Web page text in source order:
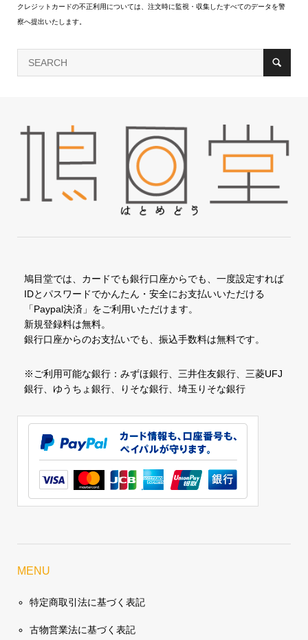
クレジットカードの不正利用については、注文時に監視・収集したすべてのデータを警
察へ提出いたします。
鳩目堂では、カードでも銀行口座からでも、一度設定すれば
IDとパスワードでかんたん・安全にお支払いいただける
「Paypal決済」をご利用いただけます。
新規登録料は無料。
銀行口座からのお支払いでも、振込手数料は無料です。
※ご利用可能な銀行：みずほ銀行、三井住友銀行、三菱UFJ
銀行、ゆうちょ銀行、りそな銀行、埼玉りそな銀行
MENU
特定商取引法に基づく表記
古物営業法に基づく表記